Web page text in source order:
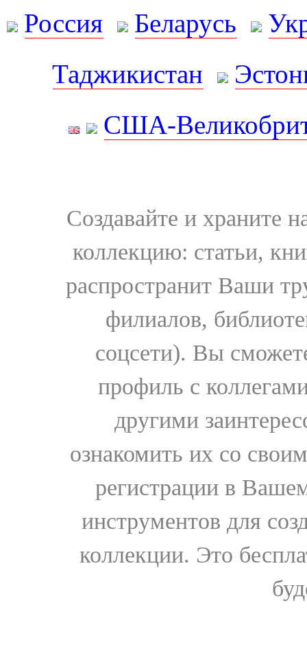
Россия Беларусь
Таджикистан
США-
Создавайте и храните
коллекцию: статьи,
распространит Ваши
филиалов,
соцсети). Вы
профиль с
другими
ознакомить их со
регистрации в
инструментов для
коллекции. Это